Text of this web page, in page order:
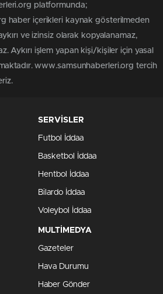
platformunda;
haber içerikleri kaynak gösterilmeden
ve izinsiz olarak kopyalanamaz,
Aykırı işlem yapan kişi/kişiler için yasal
www.samsunhaberleri.org tercih
SERVİSLER
Futbol İddaa
Basketbol İddaa
Hentbol İddaa
Bilardo İddaa
Voleybol İddaa
MULTİMEDYA
Gazeteler
Hava Durumu
Haber Gönder